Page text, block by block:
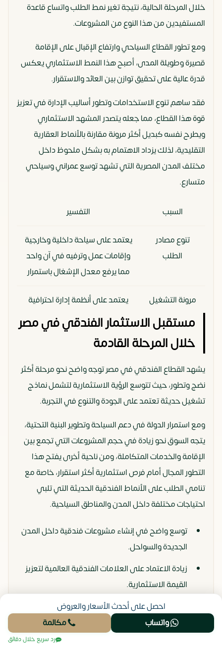
للتطوير
خلال المرحلة الحالية، نتيجة تغير نمط الطلب واتساع قاعدة
المستفيدين من هذا النوع من المشروعات.
ومع تطور القطاع السياحي وارتفاع الإقبال على الإقامة
قصيرة وطويلة المدى، أصبح هذا النمط الاستثماري يعكس
قدرة عالية على تحقيق توازن بين العائد والاستقرار.
فقد ساهم تنوع الاستخدامات وتطور أساليب الإدارة في تعزيز
قوة هذا القطاع، مما جعله يتصدر المشهد الاستثماري
ويطرح نفسه كبديل أكثر مرونة مقارنة بالأنماط العقارية
التقليدية، لذلك يزداد الاهتمام به بشكل ملحوظ داخل
مختلف المدن المصرية التي تشهد توسع عمراني وسياحي
متسارع.
السبب التفسير
تنوع مصادر
الطلب
يعتمد على سياحة داخلية وخارجية
وإقامات عمل وترفيه في آن واحد
مما يرفع معدل الإشغال باستمرار
مرونة التشغيل
يعتمد على أنظمة إدارة احترافية
تقلل من عبء التشغيل على
المستثمر وتزيد كفاءة العائد
النمو السياحي
الطلب على الإقامة الفندقية بشكل
مستمر على مدار العام
تعدد أنماط
الاستخدام
يجمع بين السكن والاستثمار
والإقامة المؤقتة مما يوسع قاعدة
العملاء المحتملين
قوة العائد مقارنة
بالعقارات
يحقق عائد دوري أكثر استقرار بفضل
التشغيل الفندقي المستمر
توسع المدن
الجديدة
انتشار المشروعات في مدن حديثة
يخلق فرص استثمارية جديدة بعيداً
عن التشبع السوقي
دعم التوجه
الحكومي
للسياحة
الاهتمام بزيادة الطاقة الفندقية
يعزز فرص النمو ويشجع
المستثمرين على الدخول بقوة
مستقبل الاستثمار الفندقي في مصر
خلال المرحلة القادمة
يشهد القطاع الفندقي في مصر توجه واضح نحو مرحلة أكثر
نضج وتطور، حيث تتوسع الرؤية الاستثمارية لتشمل نماذج
تشغيل حديثة تعتمد على الجودة والتنوع في التجربة.
ومع استمرار الدولة في دعم السياحة وتطوير البنية التحتية،
يتجه السوق نحو زيادة في حجم المشروعات التي تجمع بين
الإقامة والخدمات المتكاملة، ومن ناحية أخرى يفتح هذا
التطور المجال أمام فرص استثمارية أكثر استقرار، خاصة مع
تنامي الطلب على الأنماط الفندقية الحديثة التي تلبي
احتياجات مختلفة داخل المدن والمناطق السياحية.
توسع واضح في إنشاء مشروعات فندقية داخل المدن
الجديدة والسواحل.
زيادة الاعتماد على العلامات الفندقية العالمية لتعزيز
القيمة الاستثمارية.
ارتفاع الطلب على الوحدات الفندقية ذات الإدارة
التشغيلية المتكاملة.
توجه قوي نحو دمج السكن والخدمات الفندقية في
احصل على أحدث الأسعار والعروض
واتساب
مكالمة
رد سريع خلال دقائق